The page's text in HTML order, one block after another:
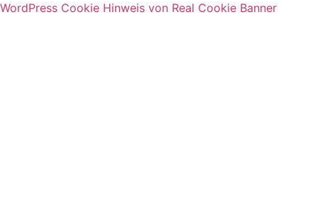
WordPress Cookie Hinweis von Real Cookie Banner